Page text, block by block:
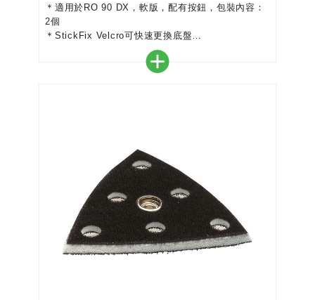
＊適用於RO 90 DX，軟版，配有按鈕，包裝內容：
2個
＊StickFix Velcro可快速更換底盤
＊只需轉動底盤的尖端即可使用三次